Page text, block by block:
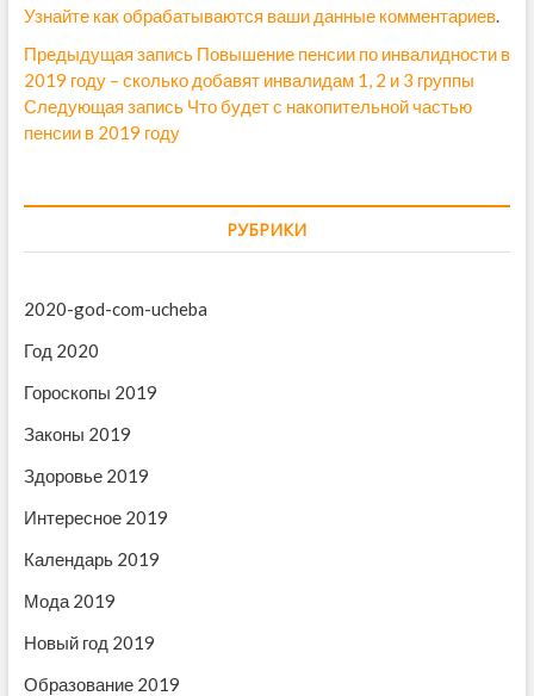
Узнайте как обрабатываются ваши данные комментариев.
Н
а
в
г
а
и
я
п
о
з
а
п
и
с
я
Предыдущая запись П
р
е
у
з
Повышение пенсии по инвалидности в
2019 году – сколько добавят инвалидам 1, 2 и 3 группы
Следующая запись С
у
я
Что будет с накопительной частью
пенсии в 2019 году
РУБРИКИ
2020-god-com-ucheba
Год 2020
Гороскопы 2019
Законы 2019
Здоровье 2019
Интересное 2019
Календарь 2019
Мода 2019
Новый год 2019
Образование 2019